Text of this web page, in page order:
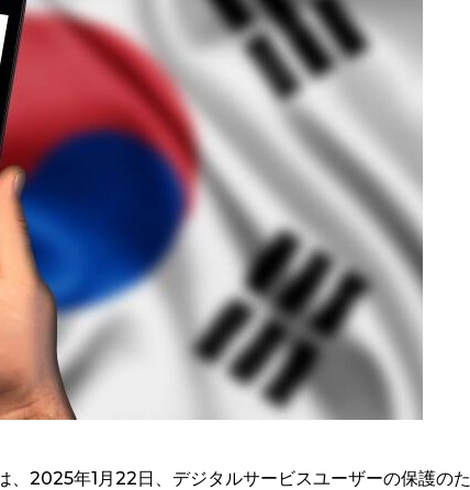
2025年1月22日、デジタルサービスユーザーの保護のた